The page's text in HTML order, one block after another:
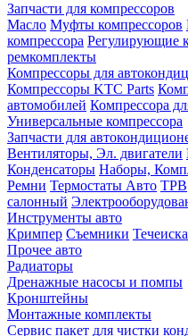
Запчасти для компрессоров
Масло Муфты компрессоров
компрессора Регулирующие
ремкомплекты
Компрессоры для
Компрессоры KTC Parts
автомобилей Компрессора
Универсальные компрессора
Запчасти для
Вентиляторы, Эл. двигатели
Конденсаторы Наборы,
Ремни Термостаты Авто ТРВ
салонный
Инструменты авто
Кримпер Съемники
Прочее авто
Радиаторы
Дренажные насосы и помпы
Кронштейны
Монтажные комплекты
Сервис пакет для чистки